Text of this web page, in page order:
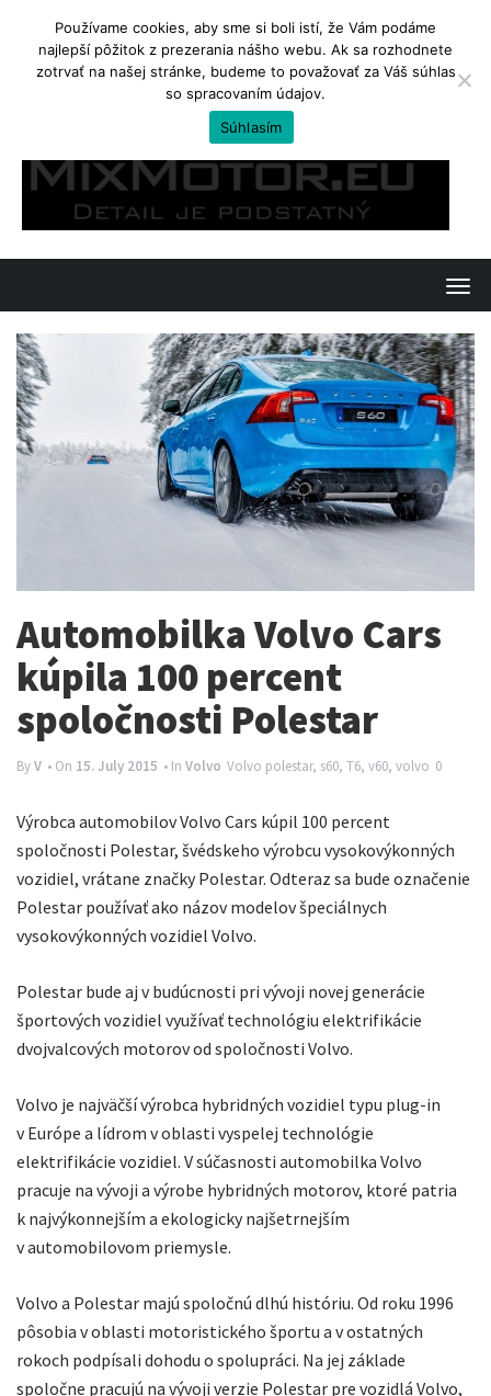
TRENDING
Kawasaki Ninja 650 a Z650. Jedno, či dvojvaječné dvojičky?
content
T
o
g
g
l
e
n
a
v
Automobilka Volvo Cars
kúpila 100 percent
spoločnosti Polestar
ByV • On 15. July 2015 • In Volvo Volvo polestar, s60, T6, v60, volvo 0
Výrobca automobilov Volvo Cars kúpil 100 percent
spoločnosti Polestar, švédskeho výrobcu vysokovýkonných
vozidiel, vrátane značky Polestar. Odteraz sa bude označenie
Polestar používať ako názov modelov špeciálnych
vysokovýkonných vozidiel Volvo.
Polestar bude aj v budúcnosti pri vývoji novej generácie
športových vozidiel využívať technológiu elektrifikácie
dvojvalcových motorov od spoločnosti Volvo.
Volvo je najväčší výrobca hybridných vozidiel typu plug-in
v Európe a lídrom v oblasti vyspelej technológie
elektrifikácie vozidiel. V súčasnosti automobilka Volvo
pracuje na vývoji a výrobe hybridných motorov, ktoré patria
k najvýkonnejším a ekologicky najšetrnejším
v automobilovom priemysle.
Volvo a Polestar majú spoločnú dlhú históriu. Od roku 1996
pôsobia v oblasti motoristického športu a v ostatných
rokoch podpísali dohodu o spolupráci. Na jej základe
spoločne pracujú na vývoji verzie Polestar pre vozidlá Volvo,
Používame cookies, aby sme si boli istí, že Vám podáme
najlepší pôžitok z prezerania nášho webu. Ak sa rozhodnete
zotrvať na našej stránke, budeme to považovať za Váš súhlas
so spracovaním údajov.
Súhlasím